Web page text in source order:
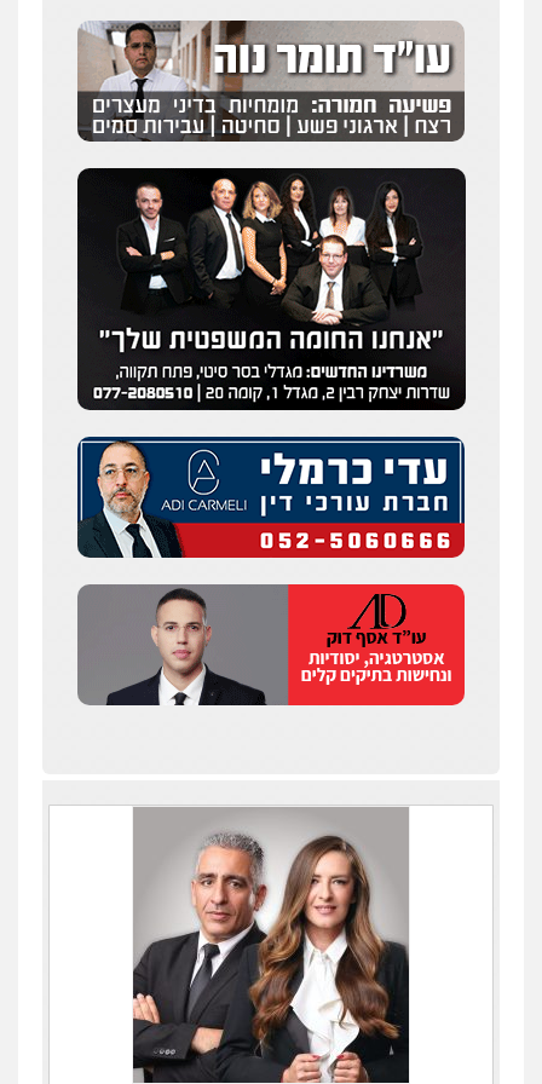
מצגר ושות', חברת עורכי דין
נדל"ן / עסקים משפחה תעבורה כלכלי
הוצאה לפועל
עורך דין תמיר אלטיט
פלילי תעבורה
0545577862
אברהם שהבזי – משרד עורכי דין
מיסים כלכלי פלילי פשיעה כלכלית הלבנת
הון
0504456555
חליל ביאדי – משרד עורכי דין
פלילי דיני תעבורה מעצרים וחקירות
פשיעה חמורה אסירים
עו"ד יפעת שוורץ סיל
פלילי תעבורה
0523379525
דין
0506216097
עו"ד אריה פטר
לשעבר סגן מנהל המחלקה הפלילית
בפרקליטות המדינה
0506217994
עו"ד יאיר בן סימון